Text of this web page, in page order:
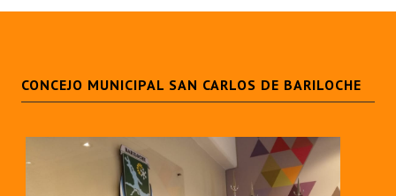
CONCEJO MUNICIPAL SAN CARLOS DE BARILOCHE